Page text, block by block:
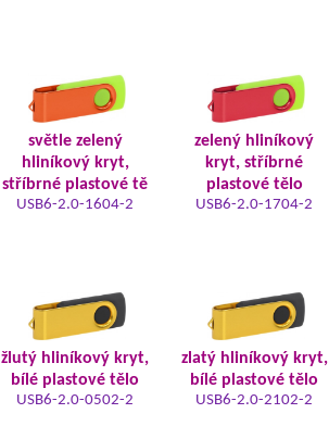
světle zelený
hliníkový kryt,
stříbrné plastové tě
USB6-2.0-1604-2
zelený hliníkový
kryt, stříbrné
plastové tělo
USB6-2.0-1704-2
žlutý hliníkový kryt,
bílé plastové tělo
USB6-2.0-0502-2
zlatý hliníkový kryt,
bílé plastové tělo
USB6-2.0-2102-2